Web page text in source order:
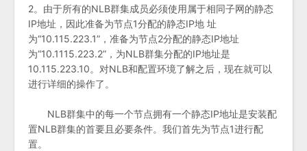
2。由于所有的NLB群集成员必须使用属于相同子网的静态
IP地址，因此准备为节点1分配的静态IP地 址
为“10.115.223.1”，准备为节点2分配的静态IP地址
为“10.1115.223.2”，为NLB群集分配的IP地址是
10.115.223.10。对NLB和配置环境了解之后，现在就可以
进行详细的操作了。
NLB群集中的每一个节点拥有一个静态IP地址是安装配
置NLB群集的首要且必要条件。我们首先为节点1进行配
置。